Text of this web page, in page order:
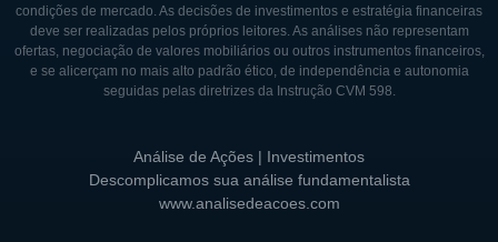
condições de mercado. As decisões de investimentos e estratégia financeiras
deve ser realizadas pelos próprios leitores. As análises não representam
ofertas, negociação de valores mobiliários ou outros instrumentos financeiros,
e se alicerçam no mais alto padrão ético, de independência e autonomia
seguidas pelas diretrizes da Instrução CVM 598.
Análise de Ações | Investimentos
Descomplicamos sua análise fundamentalista
www.analisedeacoes.com